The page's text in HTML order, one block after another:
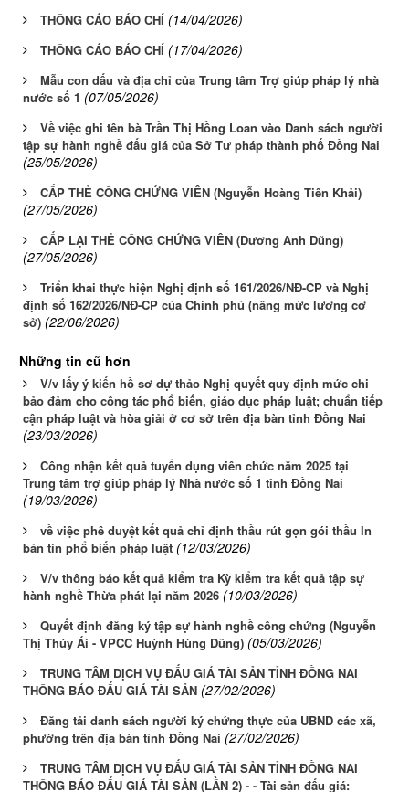
THÔNG CÁO BÁO CHÍ (14/04/2026)
THÔNG CÁO BÁO CHÍ (17/04/2026)
Mẫu con dấu và địa chỉ của Trung tâm Trợ giúp pháp lý nhà
nước số 1 (07/05/2026)
Về việc ghi tên bà Trần Thị Hồng Loan vào Danh sách người
tập sự hành nghề đấu giá của Sở Tư pháp thành phố Đồng Nai
(25/05/2026)
CẤP THẺ CÔNG CHỨNG VIÊN (Nguyễn Hoàng Tiên Khải)
(27/05/2026)
CẤP LẠI THẺ CÔNG CHỨNG VIÊN (Dương Anh Dũng)
(27/05/2026)
Triển khai thực hiện Nghị định số 161/2026/NĐ-CP và Nghị
định số 162/2026/NĐ-CP của Chính phủ (nâng mức lương cơ
sở) (22/06/2026)
Những tin cũ hơn
V/v lấy ý kiến hồ sơ dự thảo Nghị quyết quy định mức chi
bảo đảm cho công tác phổ biến, giáo dục pháp luật; chuẩn tiếp
cận pháp luật và hòa giải ở cơ sở trên địa bàn tỉnh Đồng Nai
(23/03/2026)
Công nhận kết quả tuyển dụng viên chức năm 2025 tại
Trung tâm trợ giúp pháp lý Nhà nước số 1 tỉnh Đồng Nai
(19/03/2026)
về việc phê duyệt kết quả chỉ định thầu rút gọn gói thầu In
bản tin phổ biến pháp luật (12/03/2026)
V/v thông báo kết quả kiểm tra Kỳ kiểm tra kết quả tập sự
hành nghề Thừa phát lại năm 2026 (10/03/2026)
Quyết định đăng ký tập sự hành nghề công chứng (Nguyễn
Thị Thúy Ái - VPCC Huỳnh Hùng Dũng) (05/03/2026)
TRUNG TÂM DỊCH VỤ ĐẤU GIÁ TÀI SẢN TỈNH ĐỒNG NAI
THÔNG BÁO ĐẤU GIÁ TÀI SẢN (27/02/2026)
Đăng tải danh sách người ký chứng thực của UBND các xã,
phường trên địa bàn tỉnh Đồng Nai (27/02/2026)
TRUNG TÂM DỊCH VỤ ĐẤU GIÁ TÀI SẢN TỈNH ĐỒNG NAI
THÔNG BÁO ĐẤU GIÁ TÀI SẢN (LẦN 2) - - Tài sản đấu giá: